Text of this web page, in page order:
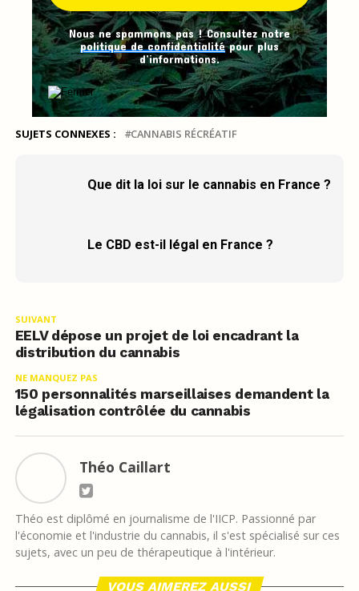
Nous ne spammons pas ! Consultez notre
politique de confidentialitépour plus
d’informations.
SUJETS CONNEXES : CANNABIS RÉCRÉATIF
Que dit la loi sur le cannabis en France ?
Le CBD est-il légal en France ?
SUIVANT
EELV dépose un projet de loi encadrant la
distribution du cannabis
NE MANQUEZ PAS
150 personnalités marseillaises demandent la
légalisation contrôlée du cannabis
Théo Caillart
Théo est diplômé en journalisme de l'IICP. Passionné par
l'économie et l'industrie du cannabis, il s'est spécialisé sur ces
sujets, avec un peu de thérapeutique à l'intérieur.
VOUS AIMEREZ AUSSI